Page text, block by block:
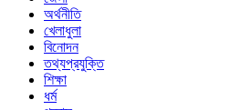
অর্থনীতি
খেলাধুলা
বিনোদন
তথ্যপ্রযুক্তি
শিক্ষা
ধর্ম